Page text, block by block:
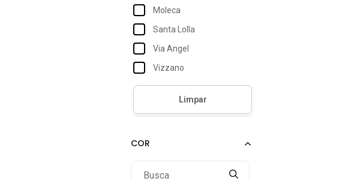
Moleca
Santa Lolla
Via Angel
Vizzano